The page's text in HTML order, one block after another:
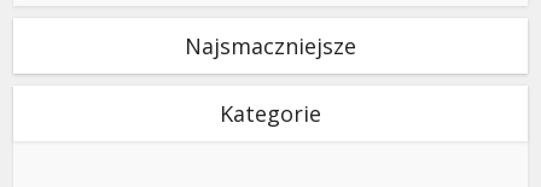
Najsmaczniejsze
Kategorie